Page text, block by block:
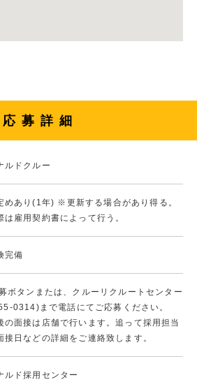
応募詳細
ルドクルー
めあり(1年) ※更新する場合があり得る。
は雇用契約書によって行う。
完備
ボタンまたは、クルーリクルートセンター
0314)まで電話にてご応募ください。
面接は店舗で行います。追って採用担当
接日などの詳細をご連絡致します。
ルド採用センター